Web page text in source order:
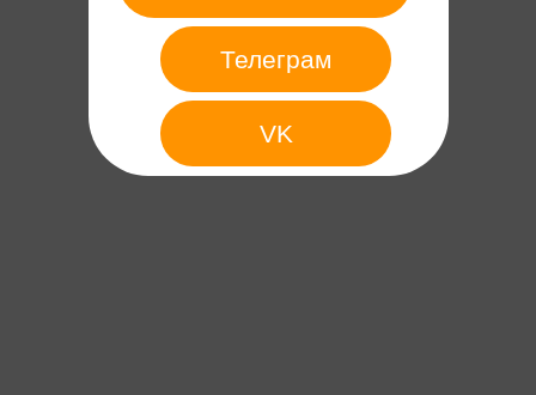
Телеграм
VK